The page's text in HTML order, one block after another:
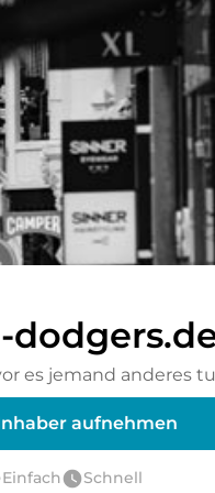
es jemand anderes
aufnehmen
Einfachwatch_laterSchnell